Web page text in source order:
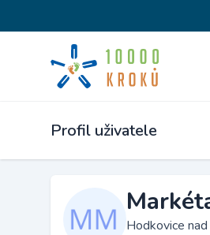
Profil uživatele
Hodkovice